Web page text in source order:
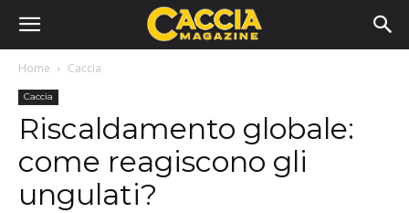
Home Caccia
Caccia
Riscaldamento globale:
come reagiscono gli
ungulati?